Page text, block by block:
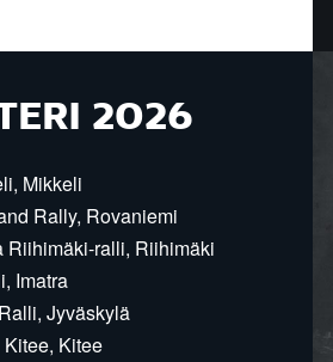
2026
Mikkeli
Rally, Rovaniemi
Riihimäki-ralli, Riihimäki
Imatra
Jyväskylä
Kitee